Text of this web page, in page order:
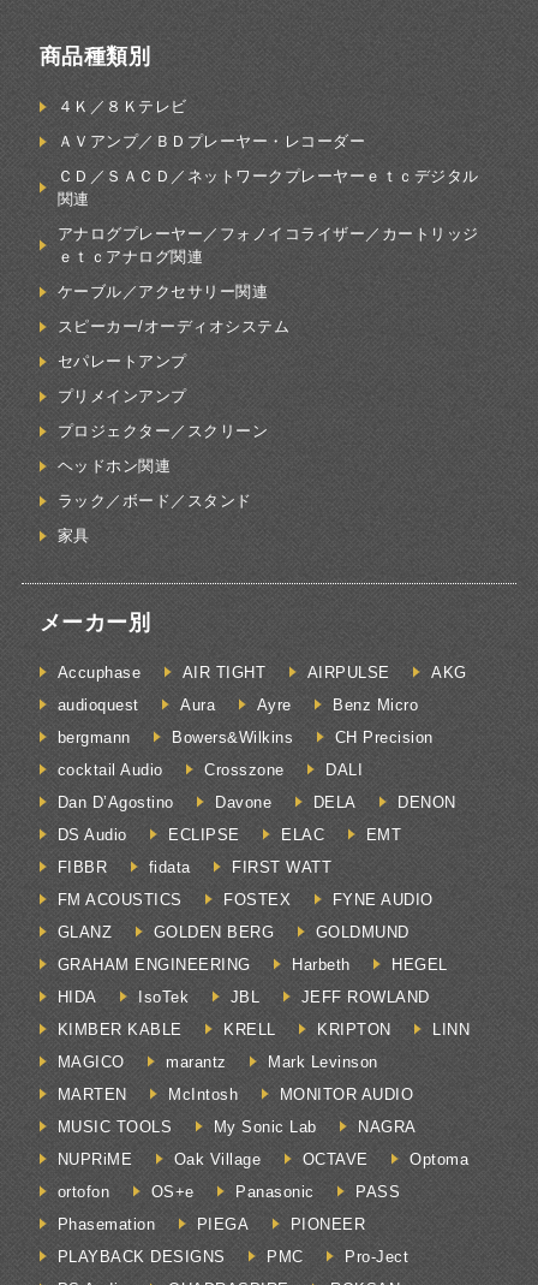
商品種類別
４Ｋ／８Ｋテレビ
ＡＶアンプ／ＢＤプレーヤー・レコーダー
ＣＤ／ＳＡＣＤ／ネットワークプレーヤーｅｔｃデジタル
関連
アナログプレーヤー／フォノイコライザー／カートリッジ
ｅｔｃアナログ関連
ケーブル／アクセサリー関連
スピーカー/オーディオシステム
セパレートアンプ
プリメインアンプ
プロジェクター／スクリーン
ヘッドホン関連
ラック／ボード／スタンド
家具
メーカー別
Accuphase AIR TIGHT AIRPULSE
AKG
audioquest
Aura Ayre
Benz Micro
bergmann
Bowers&Wilkins
CH Precision
cocktail Audio
Crosszone
DALI
Dan D’Agostino
Davone DELA
DENON
DS Audio
ECLIPSE ELAC
EMT
FIBBR
fidata
FIRST WATT
FM ACOUSTICS
FOSTEX
FYNE AUDIO
GLANZ
GOLDEN BERG
GOLDMUND
GRAHAM ENGINEERING
Harbeth
HEGEL
HIDA
IsoTek JBL
JEFF ROWLAND
KIMBER KABLE
KRELL KRIPTON
LINN
MAGICO
marantz
Mark Levinson
MARTEN
McIntosh
MONITOR AUDIO
MUSIC TOOLS
My Sonic Lab
NAGRA
NUPRiME
Oak Village OCTAVE
Optoma
ortofon
OS+e Panasonic
PASS
Phasemation
PIEGA
PIONEER
PLAYBACK DESIGNS
PMC
Pro-Ject